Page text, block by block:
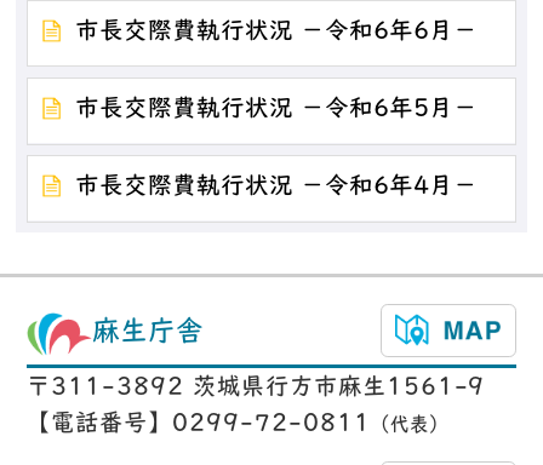
市長交際費執行状況 －令和6年6月－
市長交際費執行状況 －令和6年5月－
市長交際費執行状況 －令和6年4月－
麻生庁舎
〒311-3892 茨城県行方市麻生1561-9
【電話番号】0299-72-0811
（代表）